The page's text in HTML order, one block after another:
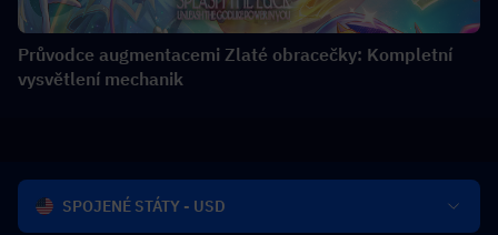
Průvodce augmentacemi Zlaté obracečky: Kompletní
vysvětlení mechanik
SPOJENÉ STÁTY - USD